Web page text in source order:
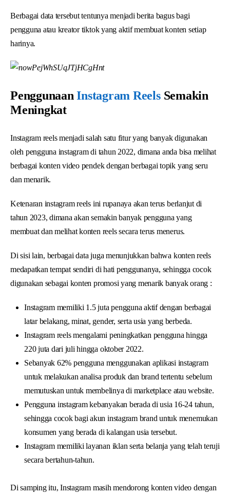
Berbagai data tersebut tentunya menjadi berita bagus bagi
pengguna atau kreator tiktok yang aktif membuat konten setiap
harinya.
Penggunaan Instagram Reels Semakin
Meningkat
Instagram reels menjadi salah satu fitur yang banyak digunakan
oleh pengguna instagram di tahun 2022, dimana anda bisa melihat
berbagai konten video pendek dengan berbagai topik yang seru
dan menarik.
Ketenaran instagram reels ini rupanaya akan terus berlanjut di
tahun 2023, dimana akan semakin banyak pengguna yang
membuat dan melihat konten reels secara terus menerus.
Di sisi lain, berbagai data juga menunjukkan bahwa konten reels
medapatkan tempat sendiri di hati penggunanya, sehingga cocok
digunakan sebagai konten promosi yang menarik banyak orang :
Instagram memiliki 1.5 juta pengguna aktif dengan berbagai
latar belakang, minat, gender, serta usia yang berbeda.
Instagram reels mengalami peningkatkan pengguna hingga
220 juta dari juli hingga oktober 2022.
Sebanyak 62% pengguna menggunakan aplikasi instagram
untuk melakukan analisa produk dan brand tertentu sebelum
memutuskan untuk membelinya di marketplace atau website.
Pengguna instagram kebanyakan berada di usia 16-24 tahun,
sehingga cocok bagi akun instagram brand untuk menemukan
konsumen yang berada di kalangan usia tersebut.
Instagram memiliki layanan iklan serta belanja yang telah teruji
secara bertahun-tahun.
Di samping itu, Instagram masih mendorong konten video dengan